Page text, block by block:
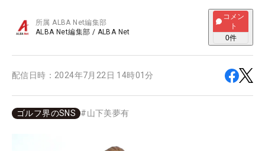
所属ALBA Net編集部
ALBA Net編集部 / ALBA Net
コメン
ト
0件
配信日時： 2024年7月22日 14時01分
ゴルフ界のSNS #山下美夢有